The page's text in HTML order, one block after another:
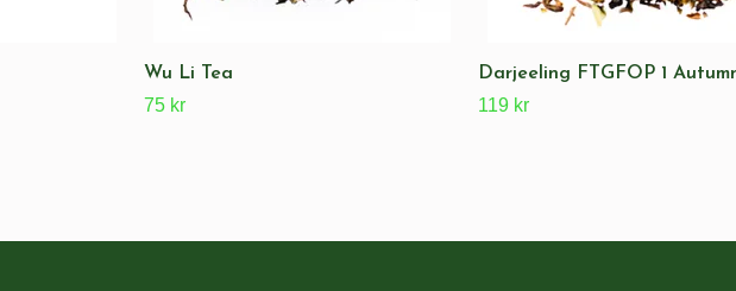
Wu Li Tea
75 kr
Darjeeling FTGFOP 1
119 kr